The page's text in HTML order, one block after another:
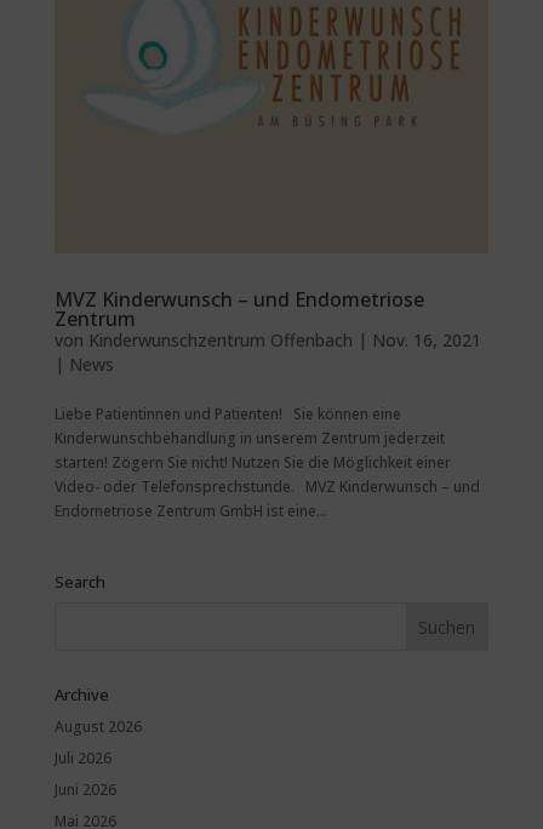
MVZ Kinderwunsch – und Endometriose
Zentrum
von Kinderwunschzentrum Offenbach | Nov. 16, 2021
| News
Liebe Patientinnen und Patienten! Sie können eine
Kinderwunschbehandlung in unserem Zentrum jederzeit
starten! Zögern Sie nicht! Nutzen Sie die Möglichkeit einer
Video- oder Telefonsprechstunde. MVZ Kinderwunsch – und
Endometriose Zentrum GmbH ist eine...
Search
Archive
August 2026
Juli 2026
Juni 2026
Mai 2026